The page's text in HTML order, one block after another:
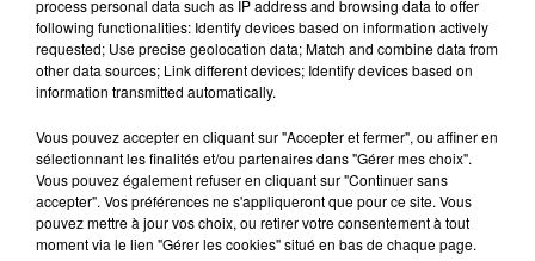
Le 1er avril 2027 de 20h45 à 22h30
RAMBOUILLET (78) - CONCERT : FOUR
CORNERS
process personal data such as IP address and browsing data to offer
following functionalities: Identify devices based on information actively
requested; Use precise geolocation data; Match and combine data from
other data sources; Link different devices; Identify devices based on
information transmitted automatically.
Vous pouvez accepter en cliquant sur "Accepter et fermer", ou affiner en
sélectionnant les finalités et/ou partenaires dans "Gérer mes choix".
Vous pouvez également refuser en cliquant sur "Continuer sans
accepter". Vos préférences ne s'appliqueront que pour ce site. Vous
pouvez mettre à jour vos choix, ou retirer votre consentement à tout
moment via le lien "Gérer les cookies" situé en bas de chaque page.